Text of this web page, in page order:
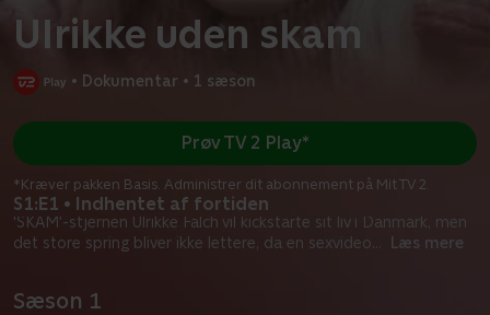
Ulrikke uden skam
• Dokumentar • 1 sæson
S1:E1 • Indhentet af fortiden
'SKAM'-stjernen Ulrikke Falch vil kickstarte sit liv i Danmark, men
det store spring bliver ikke lettere, da en sexvideo
Læs mere
Prøv TV 2 Play*
*Kræver pakken Basis. Administrer dit abonnement på Mit TV 2.
Sæson 1